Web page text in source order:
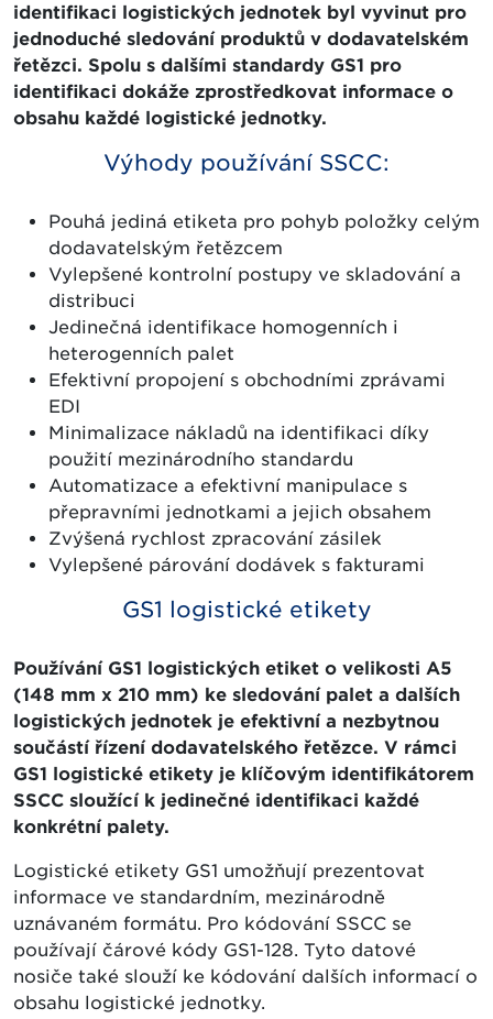
identifikaci logistických jednotek byl vyvinut pro
jednoduché sledování produktů v dodavatelském
řetězci. Spolu s dalšími standardy GS1 pro
identifikaci dokáže zprostředkovat informace o
obsahu každé logistické jednotky.
Výhody používání SSCC:
Pouhá jediná etiketa pro pohyb položky celým
dodavatelským řetězcem
Vylepšené kontrolní postupy ve skladování a
distribuci
Jedinečná identifikace homogenních i
heterogenních palet
Efektivní propojení s obchodními zprávami
EDI
Minimalizace nákladů na identifikaci díky
použití mezinárodního standardu
Automatizace a efektivní manipulace s
přepravními jednotkami a jejich obsahem
Zvýšená rychlost zpracování zásilek
Vylepšené párování dodávek s fakturami
GS1 logistické etikety
Používání GS1 logistických etiket o velikosti A5
(148 mm x 210 mm) ke sledování palet a dalších
logistických jednotek je efektivní a nezbytnou
součástí řízení dodavatelského řetězce. V rámci
GS1 logistické etikety je klíčovým identifikátorem
SSCC sloužící k jedinečné identifikaci každé
konkrétní palety.
Logistické etikety GS1 umožňují prezentovat
informace ve standardním, mezinárodně
uznávaném formátu. Pro kódování SSCC se
používají čárové kódy GS1-128. Tyto datové
nosiče také slouží ke kódování dalších informací o
obsahu logistické jednotky.